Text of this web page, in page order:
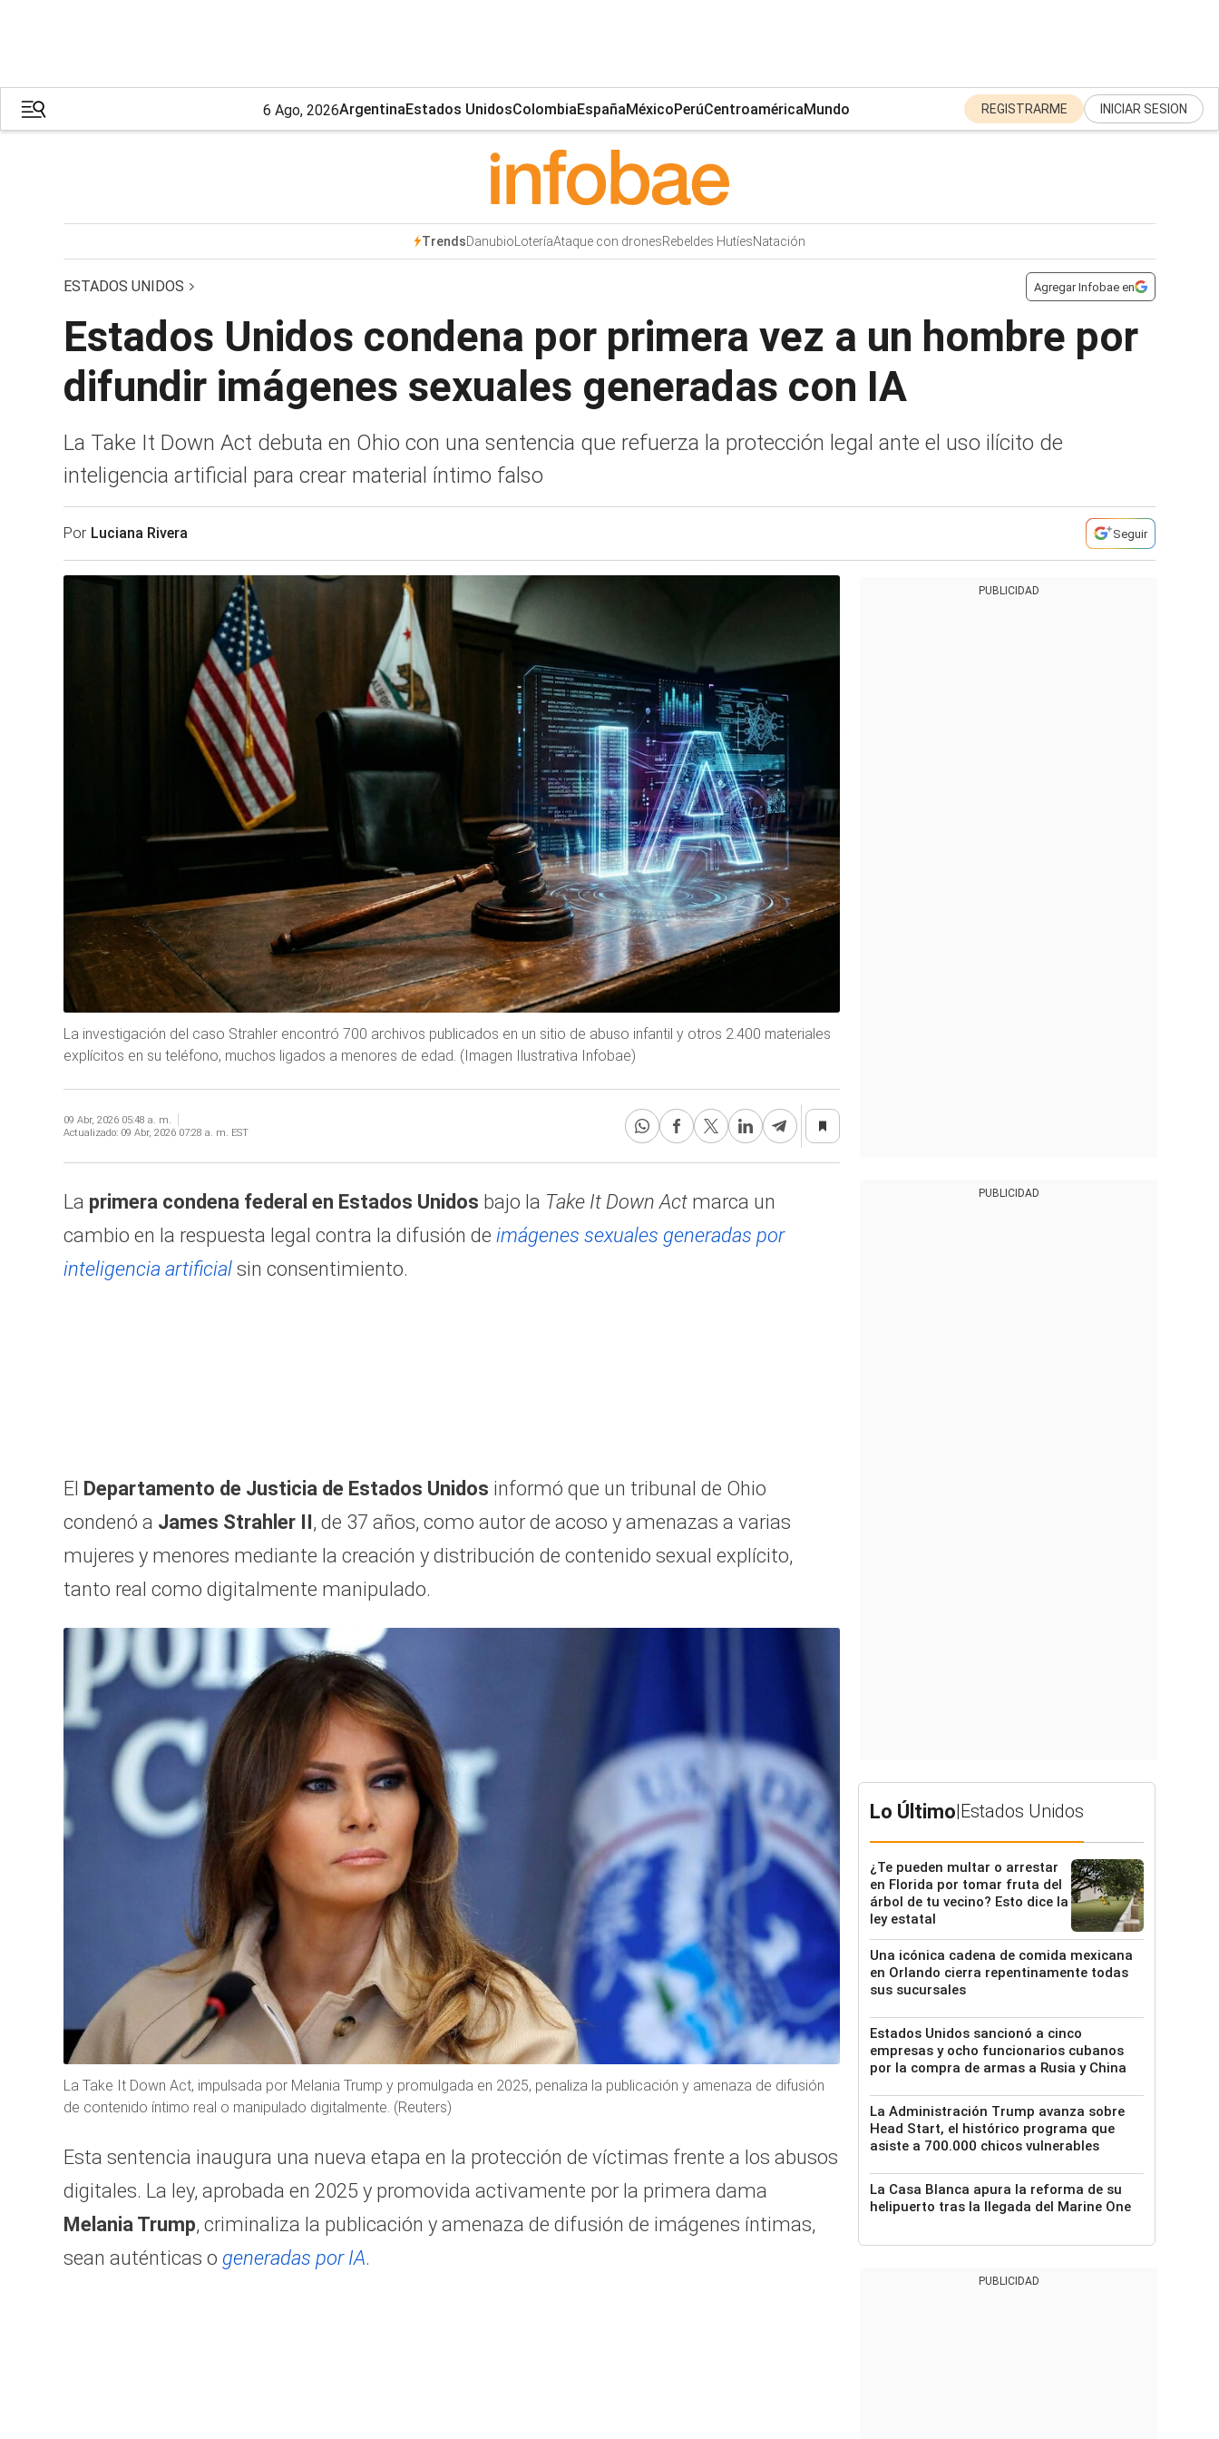
6 Ago, 2026ArgentinaEstados UnidosColombiaEspañaMéxicoPerúCentroaméricaMundo REGISTRARME INICIAR SESION
TrendsDanubioLoteríaAtaque con dronesRebeldes HutíesNatación
ESTADOS UNIDOS Agregar Infobae en
Estados Unidos condena por primera vez a un hombre por
difundir imágenes sexuales generadas con IA
La Take It Down Act debuta en Ohio con una sentencia que refuerza la protección legal ante el uso ilícito de
inteligencia artificial para crear material íntimo falso
Por Luciana Rivera Seguir
La investigación del caso Strahler encontró 700 archivos publicados en un sitio de abuso infantil y otros 2.400 materiales
explícitos en su teléfono, muchos ligados a menores de edad. (Imagen Ilustrativa Infobae)
09 Abr, 2026 05:48 a. m.
Actualizado: 09 Abr, 2026 07:28 a. m. EST
La primera condena federal en Estados Unidos bajo la Take It Down Act marca un
cambio en la respuesta legal contra la difusión de imágenes sexuales generadas por
inteligencia artificial sin consentimiento.
El Departamento de Justicia de Estados Unidos informó que un tribunal de Ohio
condenó a James Strahler II, de 37 años, como autor de acoso y amenazas a varias
mujeres y menores mediante la creación y distribución de contenido sexual explícito,
tanto real como digitalmente manipulado.
La Take It Down Act, impulsada por Melania Trump y promulgada en 2025, penaliza la publicación y amenaza de difusión
de contenido íntimo real o manipulado digitalmente. (Reuters)
Esta sentencia inaugura una nueva etapa en la protección de víctimas frente a los abusos
digitales. La ley, aprobada en 2025 y promovida activamente por la primera dama
Melania Trump, criminaliza la publicación y amenaza de difusión de imágenes íntimas,
sean auténticas o generadas por IA.
PUBLICIDAD
PUBLICIDAD
Lo Último|Estados Unidos
¿Te pueden multar o arrestar
en Florida por tomar fruta del
árbol de tu vecino? Esto dice la
ley estatal
Una icónica cadena de comida mexicana
en Orlando cierra repentinamente todas
sus sucursales
Estados Unidos sancionó a cinco
empresas y ocho funcionarios cubanos
por la compra de armas a Rusia y China
La Administración Trump avanza sobre
Head Start, el histórico programa que
asiste a 700.000 chicos vulnerables
La Casa Blanca apura la reforma de su
helipuerto tras la llegada del Marine One
PUBLICIDAD